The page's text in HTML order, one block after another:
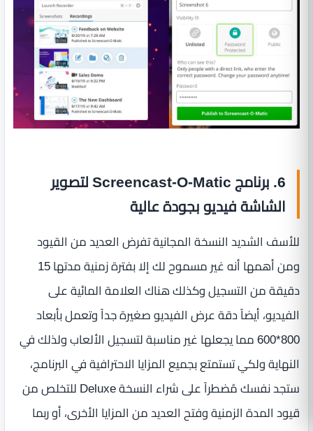
6. برنامج Screencast-O-Matic لتصوير
الشاشة فيديو بجودة عالية
للأسف الشديد النسخة المجانية تفرض العديد من القيود
ومن أهمها أنه غير مسموح لك إلا بفترة زمنية مدتها 15
دقيقة من التسجيل وكذلك هناك العلامة المائية على
الفيديو، أيضاً دقة عرض الفيديو صغيرة جداً وتعمل بأبعاد
800*600 مما يجعلها غير مناسبة لتسجيل الألعاب ولذلك في
النهاية ولكي تستمتع بجميع المزايا الاحترافية في البرنامج،
ستجد نفسك مُضطراً على شراء النسخة Deluxe للتخلص من
قيود المدة الزمنية وفتح العديد من المزايا الأخرى، أو ربما